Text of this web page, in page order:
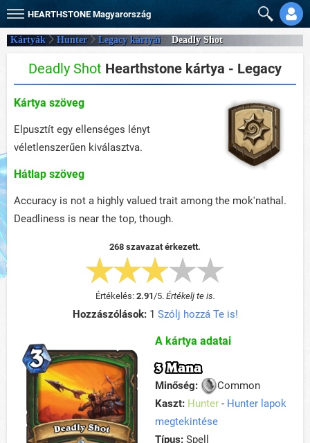
HEARTHSTONE Magyarország
Kártyák Hunter Legacy kártyái Deadly Shot
Deadly Shot Hearthstone kártya - Legacy
Kártya szöveg
Elpusztít egy ellenséges lényt
véletlenszerűen kiválasztva.
Hátlap szöveg
Accuracy is not a highly valued trait among the mok'nathal.
Deadliness is near the top, though.
268 szavazat érkezett.
Értékelés: 2.91/5. Értékelj te is.
Hozzászólások:1 Szólj hozzá Te is!
A kártya adatai
3 Mana
Minőség:
Common
Kaszt: Hunter - Hunter lapok
megtekintése
Típus: Spell